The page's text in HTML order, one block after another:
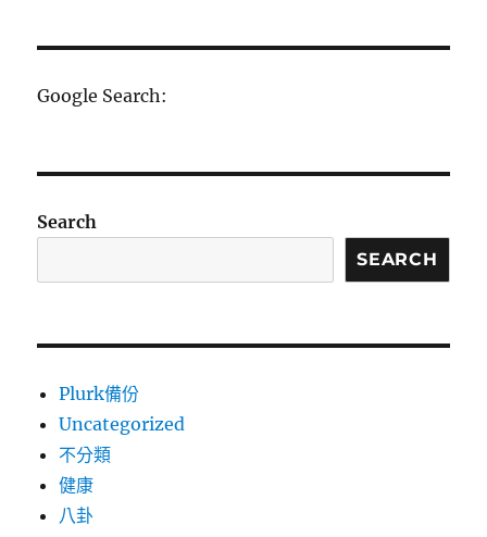
Google Search:
Search
SEARCH
Plurk備份
Uncategorized
不分類
健康
八卦